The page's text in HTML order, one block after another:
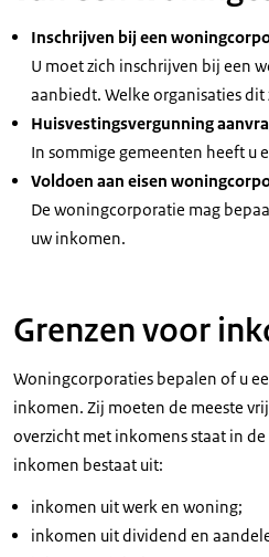
Download
Audiobeschrijving
mp3
Download
Dan gaat u naar een
Zij zorgen voor sociale
(Beeldtekst: Sociale
Dit zijn woningen voor
(Beeldtekst: Inkomens
Hoe kom ik aan een
Schrijf u in bij een
(Een gezin met twee
De grootte van uw gezin
Zoek dan op hun website
Inschrijven bij een
U moet zich inschrijven bij een
aanbiedt. Welke organisaties
Huisvestingsvergunning
In sommige gemeenten heeft u
Voldoen aan eisen
De woningcorporatie mag
uw inkomen.
Grenzen voor
Woningcorporaties bepalen of u
inkomen. Zij moeten de meeste
overzicht met inkomens staat in
inkomen bestaat uit:
inkomen uit werk en woning;
inkomen uit dividend en